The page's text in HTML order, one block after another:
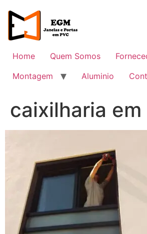
para
conteúdo
Home
Quem Somos
Montagem
Aluminio
caixilharia em